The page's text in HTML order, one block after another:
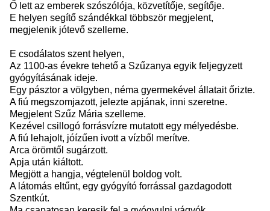
Ő lett az emberek szószólója, közvetítője, segítője.
E helyen segítő szándékkal többször megjelent,
megjelenik jótevő szelleme.
E csodálatos szent helyen,
Az 1100-as évekre tehető a Szűzanya egyik feljegyzett
gyógyításának ideje.
Egy pásztor a völgyben, néma gyermekével állatait őrizte.
A fiú megszomjazott, jelezte apjának, inni szeretne.
Megjelent Szűz Mária szelleme.
Kezével csillogó forrásvízre mutatott egy mélyedésbe.
A fiú lehajolt, jóízűen ivott a vízből merítve.
Arca örömtől sugárzott.
Apja után kiáltott.
Megjött a hangja, végtelenül boldog volt.
A látomás eltűnt, egy gyógyító forrással gazdagodott
Szentkút.